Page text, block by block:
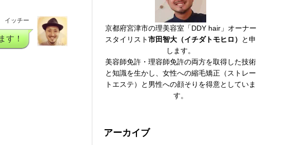
イッチー
す！
京都府宮津市の理美容室「DDY hair」オーナー
スタイリスト市田智大（イチダトモヒロ）
と申
します。
美容師免許・理容師免許の両方を取得した技術
と知識を生かし、女性への縮毛矯正（ストレー
トエステ）と男性への顔そりを得意としていま
す。
アーカイブ